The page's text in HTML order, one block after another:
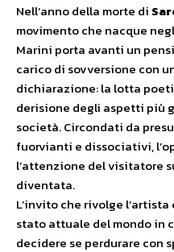
Nell’anno della morte di
movimento che nacque
Marini porta avanti un
carico di sovversione con
dichiarazione: la lotta
derisione degli aspetti più
società. Circondati da
fuorvianti e dissociativi,
l’attenzione del visitatore
diventata.
L’invito che rivolge
stato attuale del mondo in
decidere se perdurare con